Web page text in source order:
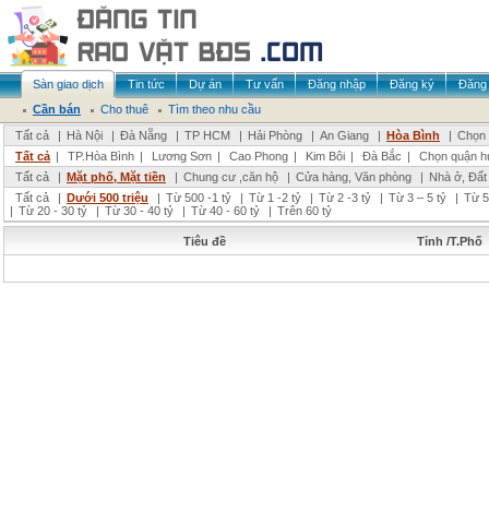
Sàn giao dịch Tin tức Dự án Tư vấn Đăng nhập Đăng ký
Đăng
Cần bán
Cho thuê
Tìm theo nhu cầu
Tất cả
| Hà Nội | Đà Nẵng | TP HCM | Hải Phòng | An Giang | Hòa Bình | Chọn
Tất cả | TP.Hòa Bình | Lương Sơn | Cao Phong | Kim Bôi | Đà Bắc |
Chọn quận
Tất cả
| Mặt phố, Mặt tiền | Chung cư ,căn hộ | Cửa hàng, Văn phòng | Nhà ở,
Tất cả
| Dưới 500 triệu | Từ 500 -1 tỷ | Từ 1 -2 tỷ | Từ 2 -3 tỷ | Từ 3 – 5 tỷ | Từ
| Từ 20 - 30 tỷ | Từ 30 - 40 tỷ | Từ 40 - 60 tỷ | Trên 60 tỷ
Tiêu đề Tỉnh /T.Phố